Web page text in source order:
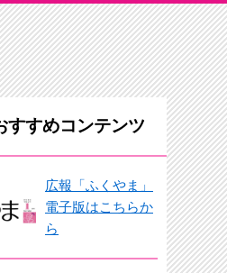
すすめコンテンツ
広報「ふくやま」
電子版はこちらか
ら